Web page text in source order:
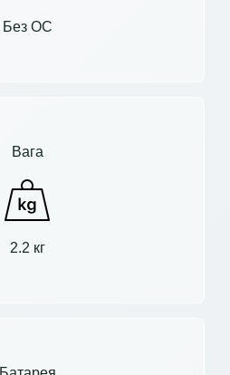
Без ОС
Вага
2.2 кг